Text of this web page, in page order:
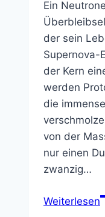
Ein
der sein
Supernova-
der Kern
werden
die
von der
nur einen
zwanzig…
Weiterlesen